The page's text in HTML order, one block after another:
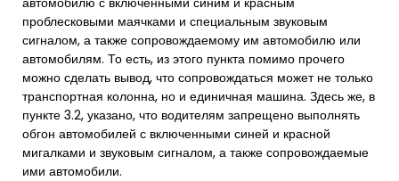
проблесковыми маячками и специальным звуковым
сигналом, а также сопровождаемому им автомобилю или
автомобилям. То есть, из этого пункта помимо прочего
можно сделать вывод, что сопровождаться может не только
транспортная колонна, но и единичная машина. Здесь же, в
пункте 3.2, указано, что водителям запрещено выполнять
обгон автомобилей с включенными синей и красной
мигалками и звуковым сигналом, а также сопровождаемые
ими автомобили.